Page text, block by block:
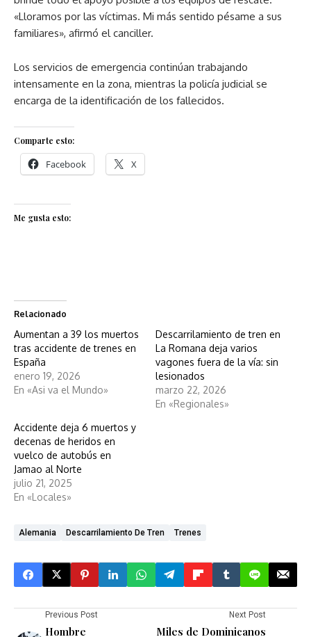
«Lloramos por las víctimas. Mi más sentido pésame a sus
familiares», afirmó el canciller.
Los servicios de emergencia continúan trabajando
intensamente en la zona, mientras la policía judicial se
encarga de la identificación de los fallecidos.
Comparte esto:
Facebook X
Me gusta esto:
Relacionado
Aumentan a 39 los muertos
tras accidente de trenes en
España
enero 19, 2026
En «Asi va el Mundo»
Descarrilamiento de tren en
La Romana deja varios
vagones fuera de la vía: sin
lesionados
marzo 22, 2026
En «Regionales»
Accidente deja 6 muertos y
decenas de heridos en
vuelco de autobús en
Jamao al Norte
julio 21, 2025
En «Locales»
Alemania Descarrilamiento De Tren Trenes
Previous Post
Hombre
Next Post
Miles de Dominicanos